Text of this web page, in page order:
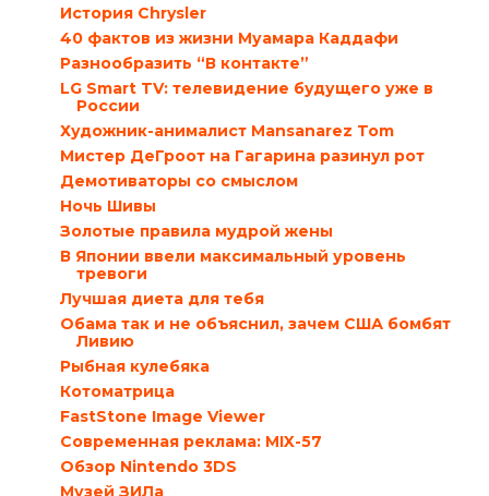
История Chrysler
40 фактов из жизни Муамара Каддафи
Разнообразить “В контакте”
LG Smart TV: телевидение будущего уже в
России
Художник-анималист Mansanarez Tom
Мистер ДеГроот на Гагарина разинул рот
Демотиваторы со смыслом
Ночь Шивы
Золотые правила мудрой жены
В Японии ввели максимальный уровень
тревоги
Лучшая диета для тебя
Обама так и не объяснил, зачем США бомбят
Ливию
Рыбная кулебяка
Котоматрица
FastStone Image Viewer
Современная реклама: MIX-57
Обзор Nintendo 3DS
Музей ЗИЛа